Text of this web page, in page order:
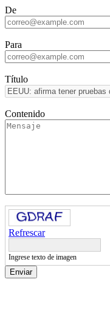
De
Para
Título
Contenido
Refrescar
Ingrese texto de imagen